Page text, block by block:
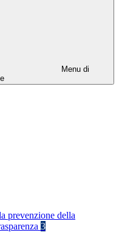
Menu di
prevenzione della
3